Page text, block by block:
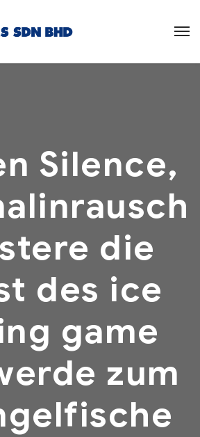
Silence,
die
des ice
game
zum